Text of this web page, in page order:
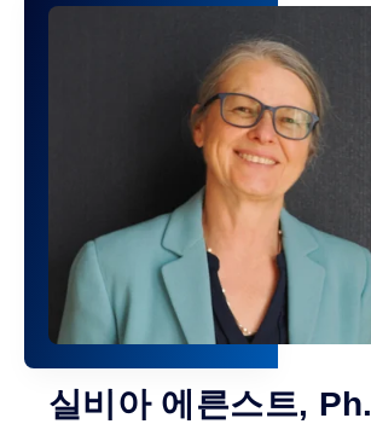
실비아 에른스트, Ph.